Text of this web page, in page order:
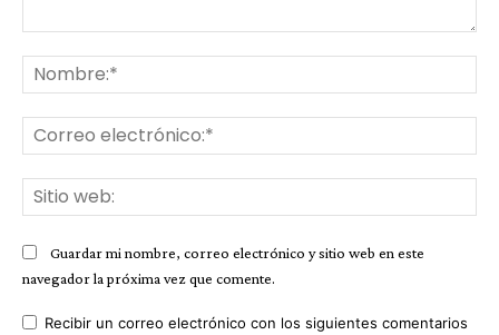
Guardar mi nombre, correo electrónico y sitio web en este
navegador la próxima vez que comente.
Recibir un correo electrónico con los siguientes comentarios